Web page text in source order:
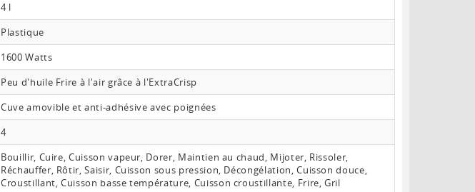
4 l
Plastique
1600 Watts
Peu d'huile Frire à l'air grâce à l'ExtraCrisp
Cuve amovible et anti-adhésive avec poignées
4
Bouillir, Cuire, Cuisson vapeur, Dorer, Maintien au chaud, Mijoter, Rissoler,
Réchauffer, Rôtir, Saisir, Cuisson sous pression, Décongélation, Cuisson douce,
Croustillant, Cuisson basse température, Cuisson croustillante, Frire, Gril